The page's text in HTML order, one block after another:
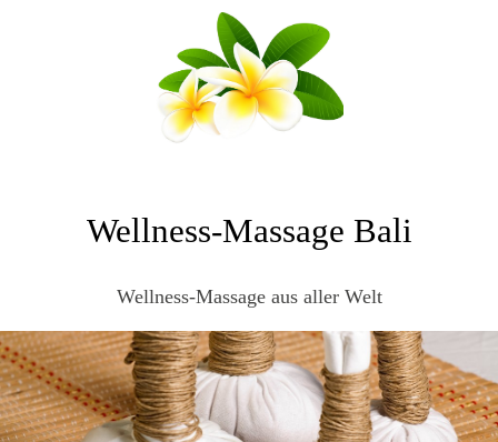
Wellness-Massage Bali
Wellness-Massage aus aller Welt